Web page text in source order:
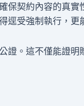
保契約內容的真實
逕受強制執行，更
證。這不僅能證